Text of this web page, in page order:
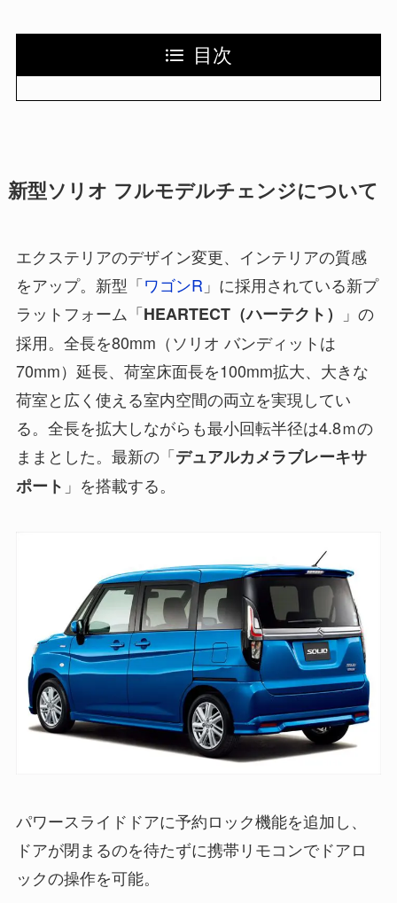
目次
新型ソリオ フルモデルチェンジについて
エクステリアのデザイン変更、インテリアの質感
をアップ。新型「ワゴンR 」に採用されている新プ
ラットフォーム「HEARTECT（ハーテクト）
」の
採用。全長を80mm（ソリオ バンディットは
70mm）延長、荷室床面長を100mm拡大、大きな
荷室と広く使える室内空間の両立を実現してい
る。全長を拡大しながらも最小回転半径は4.8ｍの
ままとした。最新の「デュアルカメラブレーキサ
ポート 」を搭載する。
パワースライドドアに予約ロック機能を追加し、
ドアが閉まるのを待たずに携帯リモコンでドアロ
ックの操作を可能。